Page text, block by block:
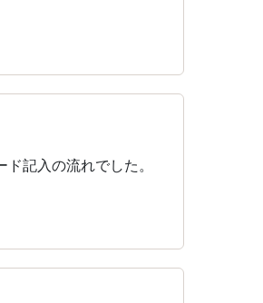
記入の流れでした。